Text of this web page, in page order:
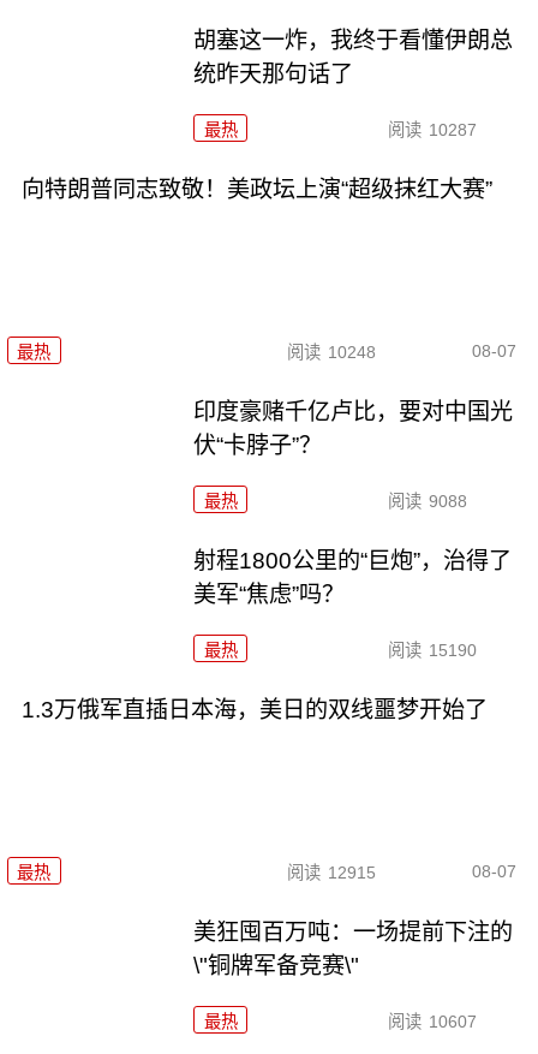
胡塞这一炸，我终于看懂伊朗总
统昨天那句话了
最热 阅读 10287
向特朗普同志致敬！美政坛上演“超级抹红大赛”
最热 阅读 10248 08-07
印度豪赌千亿卢比，要对中国光
伏“卡脖子”？
最热 阅读 9088
射程1800公里的“巨炮”，治得了
美军“焦虑”吗？
最热 阅读 15190
1.3万俄军直插日本海，美日的双线噩梦开始了
最热 阅读 12915 08-07
美狂囤百万吨：一场提前下注的
\"铜牌军备竞赛\"
最热 阅读 10607